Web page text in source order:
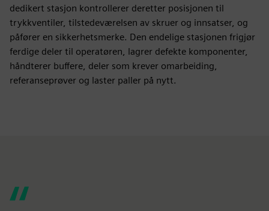
dedikert stasjon kontrollerer deretter posisjonen til
trykkventiler, tilstedeværelsen av skruer og innsatser, og
påfører en sikkerhetsmerke. Den endelige stasjonen frigjør
ferdige deler til operatøren, lagrer defekte komponenter,
håndterer buffere, deler som krever omarbeiding,
referanseprøver og laster paller på nytt.